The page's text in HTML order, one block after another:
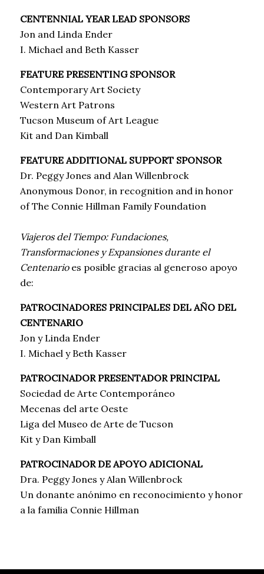
CENTENNIAL YEAR LEAD SPONSORS
Jon and Linda Ender
I. Michael and Beth Kasser
FEATURE PRESENTING SPONSOR
Contemporary Art Society
Western Art Patrons
Tucson Museum of Art League
Kit and Dan Kimball
FEATURE ADDITIONAL SUPPORT SPONSOR
Dr. Peggy Jones and Alan Willenbrock
Anonymous Donor, in recognition and in honor
of The Connie Hillman Family Foundation
Viajeros del Tiempo: Fundaciones,
Transformaciones y Expansiones durante el
Centenarioes posible gracias al generoso apoyo
de:
PATROCINADORES PRINCIPALES DEL AÑO DEL
CENTENARIO
Jon y Linda Ender
I. Michael y Beth Kasser
PATROCINADOR PRESENTADOR PRINCIPAL
Sociedad de Arte Contemporáneo
Mecenas del arte Oeste
Liga del Museo de Arte de Tucson
Kit y Dan Kimball
PATROCINADOR DE APOYO ADICIONAL
Dra. Peggy Jones y Alan Willenbrock
Un donante anónimo en reconocimiento y honor
a la familia Connie Hillman